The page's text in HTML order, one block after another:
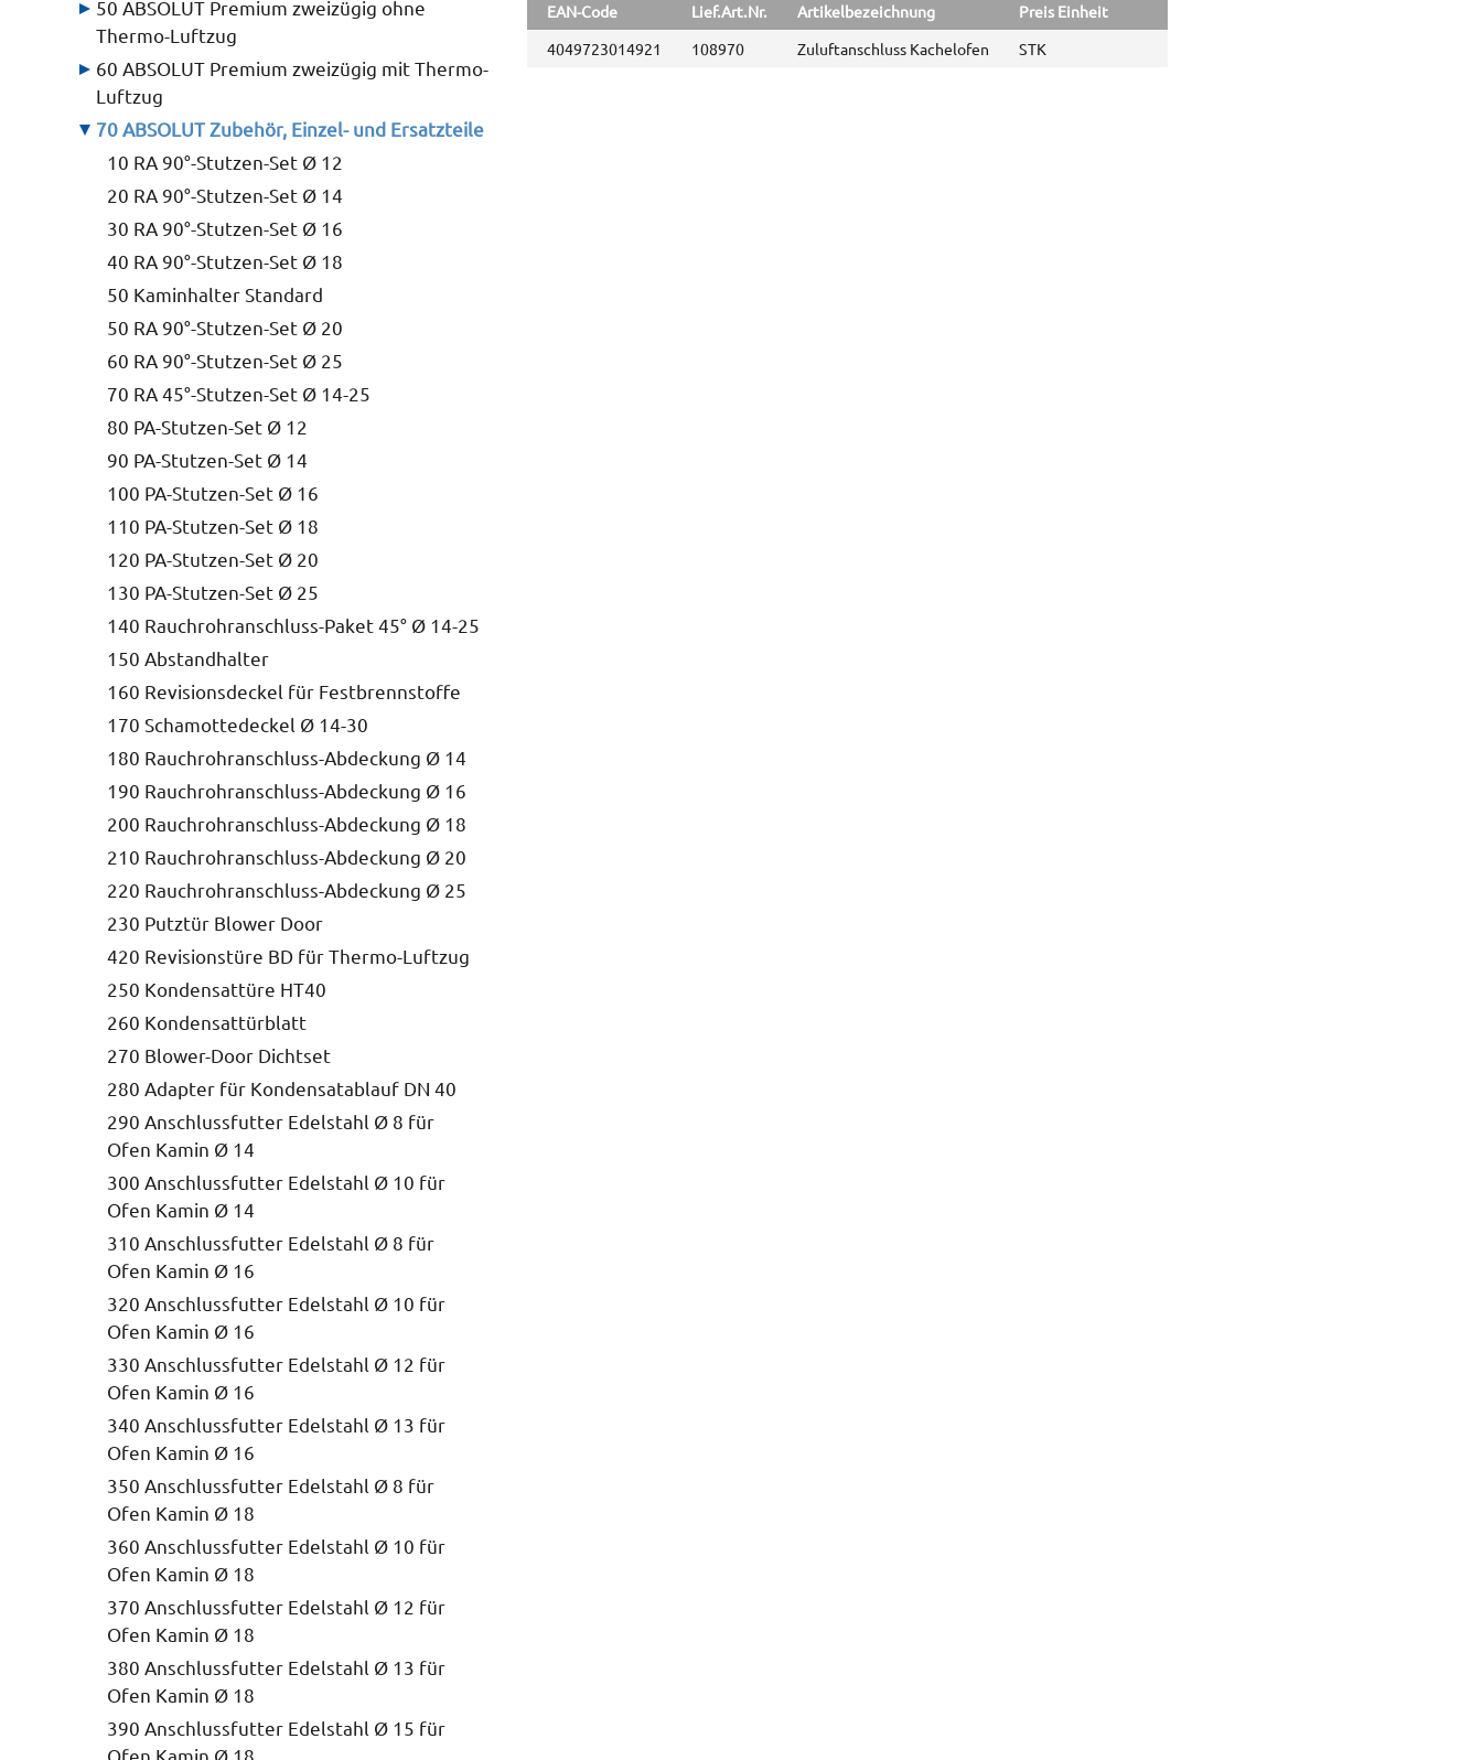
50 ABSOLUT Premium zweizügig ohne
Thermo-Luftzug
60 ABSOLUT Premium zweizügig mit Thermo-
Luftzug
70 ABSOLUT Zubehör, Einzel- und Ersatzteile
10 RA 90°-Stutzen-Set Ø 12
20 RA 90°-Stutzen-Set Ø 14
30 RA 90°-Stutzen-Set Ø 16
40 RA 90°-Stutzen-Set Ø 18
50 Kaminhalter Standard
50 RA 90°-Stutzen-Set Ø 20
60 RA 90°-Stutzen-Set Ø 25
70 RA 45°-Stutzen-Set Ø 14-25
80 PA-Stutzen-Set Ø 12
90 PA-Stutzen-Set Ø 14
100 PA-Stutzen-Set Ø 16
110 PA-Stutzen-Set Ø 18
120 PA-Stutzen-Set Ø 20
130 PA-Stutzen-Set Ø 25
140 Rauchrohranschluss-Paket 45° Ø 14-25
150 Abstandhalter
160 Revisionsdeckel für Festbrennstoffe
170 Schamottedeckel Ø 14-30
180 Rauchrohranschluss-Abdeckung Ø 14
190 Rauchrohranschluss-Abdeckung Ø 16
200 Rauchrohranschluss-Abdeckung Ø 18
210 Rauchrohranschluss-Abdeckung Ø 20
220 Rauchrohranschluss-Abdeckung Ø 25
230 Putztür Blower Door
420 Revisionstüre BD für Thermo-Luftzug
250 Kondensattüre HT40
260 Kondensattürblatt
270 Blower-Door Dichtset
280 Adapter für Kondensatablauf DN 40
290 Anschlussfutter Edelstahl Ø 8 für
Ofen Kamin Ø 14
300 Anschlussfutter Edelstahl Ø 10 für
Ofen Kamin Ø 14
310 Anschlussfutter Edelstahl Ø 8 für
Ofen Kamin Ø 16
320 Anschlussfutter Edelstahl Ø 10 für
Ofen Kamin Ø 16
330 Anschlussfutter Edelstahl Ø 12 für
Ofen Kamin Ø 16
340 Anschlussfutter Edelstahl Ø 13 für
Ofen Kamin Ø 16
350 Anschlussfutter Edelstahl Ø 8 für
Ofen Kamin Ø 18
360 Anschlussfutter Edelstahl Ø 10 für
Ofen Kamin Ø 18
370 Anschlussfutter Edelstahl Ø 12 für
Ofen Kamin Ø 18
380 Anschlussfutter Edelstahl Ø 13 für
Ofen Kamin Ø 18
390 Anschlussfutter Edelstahl Ø 15 für
Ofen Kamin Ø 18
EAN-Code Lief.Art.Nr. Artikelbezeichnung
Preis Einheit
4049723014921
108970 Zuluftanschluss Kachelofen STK